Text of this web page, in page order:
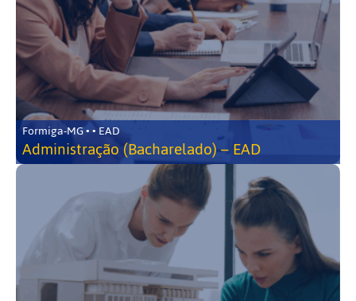
Formiga-MG • • EAD
Administração (Bacharelado) – EAD